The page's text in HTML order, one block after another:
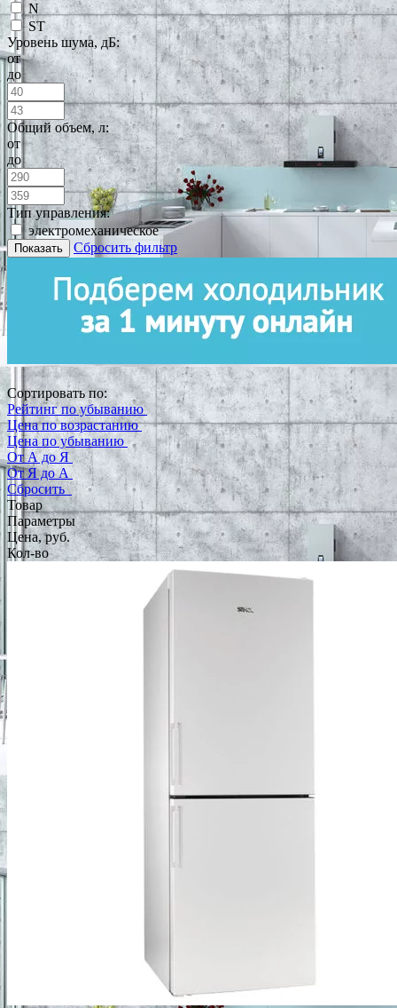
N
ST
Уровень шума, дБ:
от
до
Общий объем, л:
от
до
Тип управления:
электромеханическое
Показать Сбросить фильтр
Сортировать по:
Рейтинг по убыванию
Цена по возрастанию
Цена по убыванию
От А до Я
От Я до А
Сбросить
Товар
Параметры
Цена, руб.
Кол-во